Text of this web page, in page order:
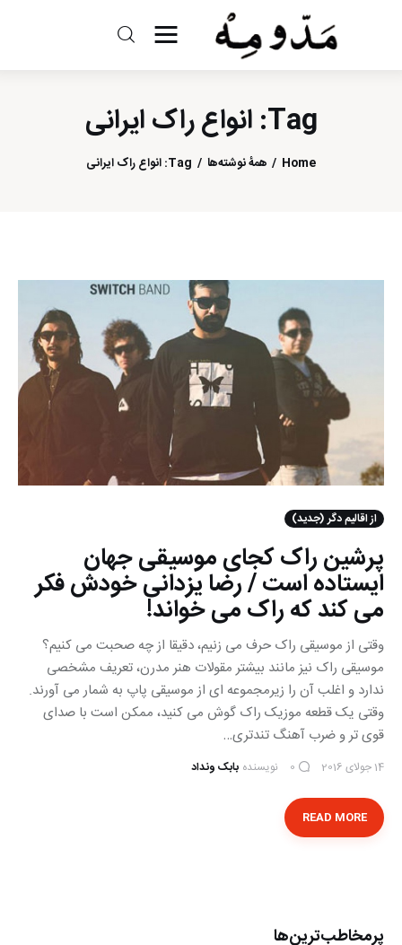
Tag: انواع راک ایرانی
Home همهٔ نوشته‌ها Tag: انواع راک ایرانی
مد و مه
ادبیات
سینما
درباره ما
از اقالیم دگر (جدید)
پرشین راک کجای موسیقی جهان
ایستاده است / رضا یزدانی خودش فکر
می کند که راک می خواند!
وقتی از موسیقی راک حرف می زنیم، دقیقا از چه صحبت می کنیم؟
موسیقی راک نیز مانند بیشتر مقولات هنر مدرن، تعریف مشخصی
ندارد و اغلب آن را زیرمجموعه ای از موسیقی پاپ به شمار می آورند.
وقتی یک قطعه موزیک راک گوش می کنید، ممکن است با صدای
قوی تر و ضرب آهنگ تندتری…
14 جولای 2016 0 نویسنده بابک ونداد
READ MORE
پرمخاطب‌ترین‌ها